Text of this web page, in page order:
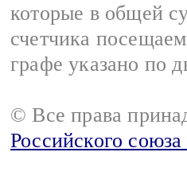
которые в общей
счетчика
графе указано по
© Все права
Российского союза